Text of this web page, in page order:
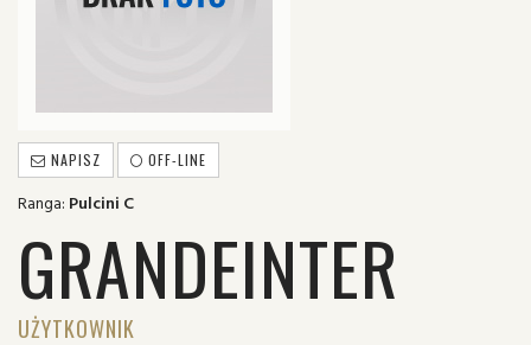
NAPISZ OFF-LINE
Ranga: Pulcini C
GRANDEINTER
UŻYTKOWNIK